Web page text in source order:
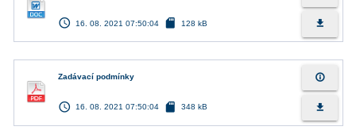
access_time 16. 08. 2021 07:50:04 sd_card 128 kB file_download
Zadávací podmínky
access_time 16. 08. 2021 07:50:04 sd_card 348 kB
info_outline
file_download